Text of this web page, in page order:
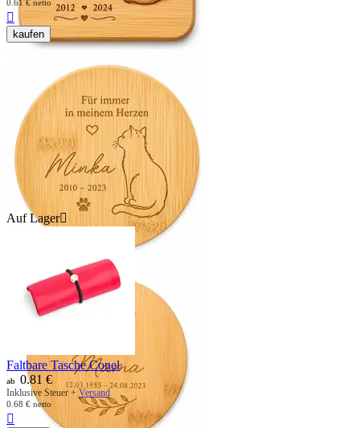
0.61 € netto

kaufen
Auf Lager
Faltbare Tasche Conel
ab 0.81 €
Inklusive Steuer + Versand
0.68 € netto
